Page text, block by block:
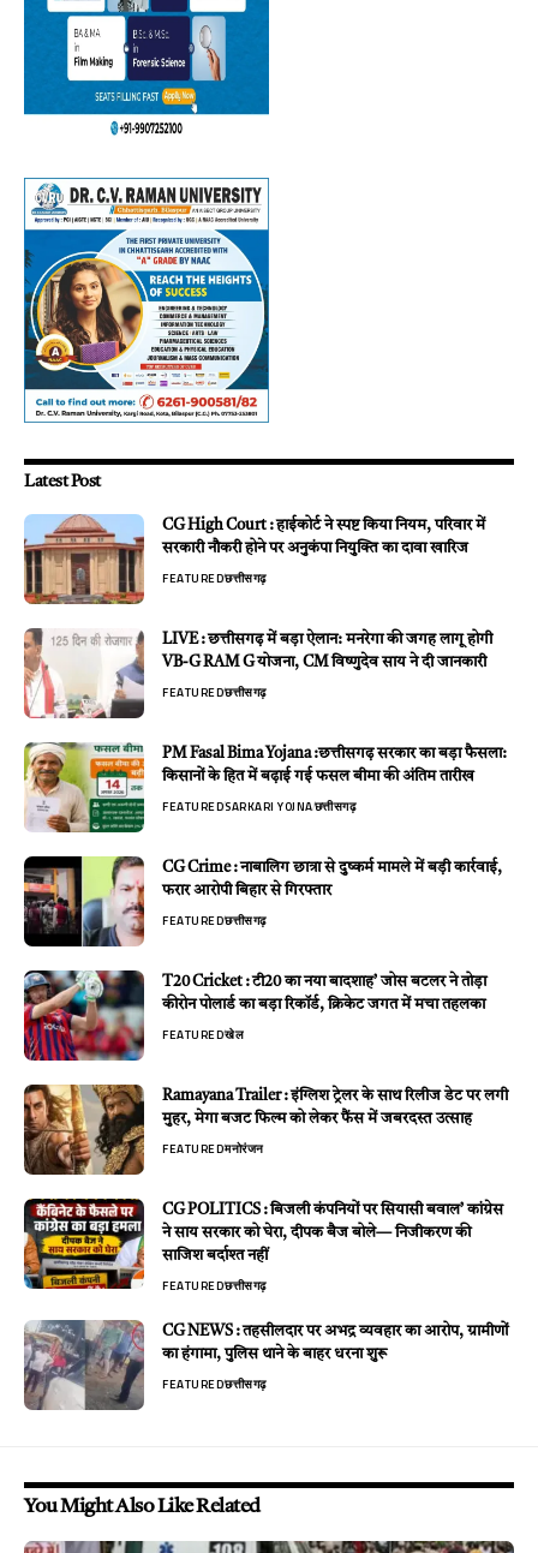
Latest Post
CG High Court : हाईकोर्ट ने स्पष्ट किया नियम, परिवार में
सरकारी नौकरी होने पर अनुकंपा नियुक्ति का दावा खारिज
FEATUREDछत्तीसगढ़
LIVE : छत्तीसगढ़ में बड़ा ऐलान: मनरेगा की जगह लागू होगी
VB-G RAM G योजना, CM विष्णुदेव साय ने दी जानकारी
FEATUREDछत्तीसगढ़
PM Fasal Bima Yojana :छत्तीसगढ़ सरकार का बड़ा फैसला:
किसानों के हित में बढ़ाई गई फसल बीमा की अंतिम तारीख
FEATUREDSARKARI YOJNAछत्तीसगढ़
CG Crime : नाबालिग छात्रा से दुष्कर्म मामले में बड़ी कार्रवाई,
फरार आरोपी बिहार से गिरफ्तार
FEATUREDछत्तीसगढ़
T20 Cricket : टी20 का नया बादशाह’ जोस बटलर ने तोड़ा
कीरोन पोलार्ड का बड़ा रिकॉर्ड, क्रिकेट जगत में मचा तहलका
FEATUREDखेल
Ramayana Trailer : इंग्लिश ट्रेलर के साथ रिलीज डेट पर लगी
मुहर, मेगा बजट फिल्म को लेकर फैंस में जबरदस्त उत्साह
FEATUREDमनोरंजन
CG POLITICS : बिजली कंपनियों पर सियासी बवाल’ कांग्रेस
ने साय सरकार को घेरा, दीपक बैज बोले— निजीकरण की
साजिश बर्दाश्त नहीं
FEATUREDछत्तीसगढ़
CG NEWS : तहसीलदार पर अभद्र व्यवहार का आरोप, ग्रामीणों
का हंगामा, पुलिस थाने के बाहर धरना शुरू
FEATUREDछत्तीसगढ़
You Might Also Like Related